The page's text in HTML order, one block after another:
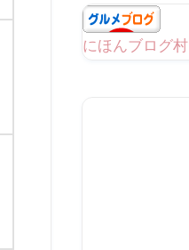
にほんブログ村